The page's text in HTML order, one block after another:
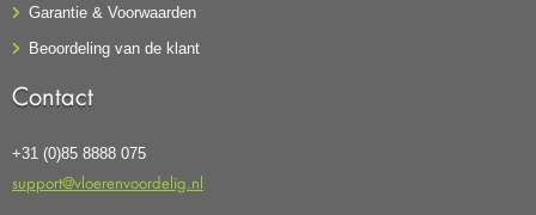
Garantie & Voorwaarden
Beoordeling van de klant
Contact
+31 (0)85 8888 075
support@vloerenvoordelig.nl